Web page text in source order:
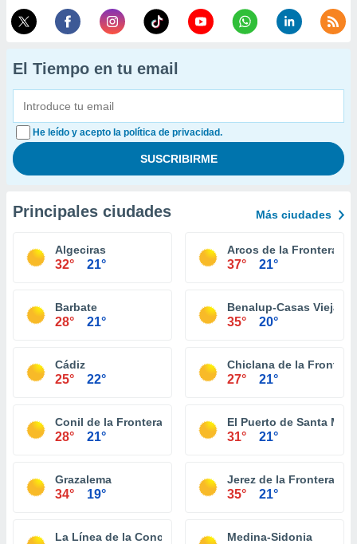
El Tiempo en tu email
He leído y acepto la política de privacidad.
Principales ciudades Más ciudades
Algeciras
32° 21°
Arcos de la Frontera
37° 21°
Barbate
28° 21°
Benalup-Casas Viejas
35° 20°
Cádiz
25° 22°
Chiclana de la Frontera
27° 21°
Conil de la Frontera
28° 21°
El Puerto de Santa
31° 21°
Grazalema
34° 19°
Jerez de la Frontera
35° 21°
La Línea de la Concepción Medina-Sidonia